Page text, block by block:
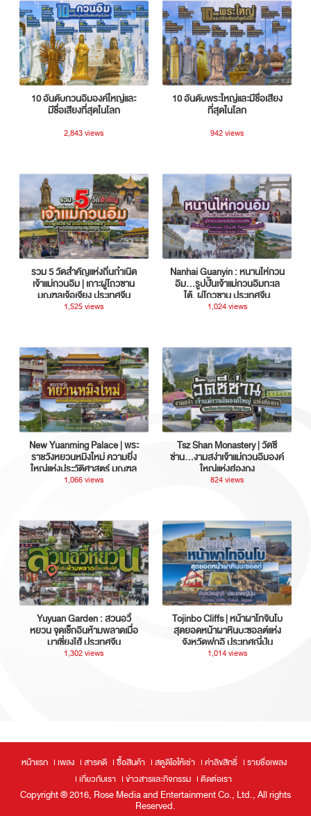
10 อันดับกวนอิมองค์ใหญ่และ
มีชื่อเสียงที่สุดในโลก
2,843 views
10 อันดับพระใหญ่และมีชื่อเสียง
ที่สุดในโลก
942 views
รวม 5 วัดสำคัญแห่งถิ่นกำเนิด
เจ้าแม่กวนอิม | เกาะผู่โถวซาน
มณฑลเจ้อเจียง ประเทศจีน
1,525 views
Nanhai Guanyin : หนานไห่กวน
อิม...รูปปั้นเจ้าแม่กวนอิมทะเล
ใต้, ผู่โถวซาน ประเทศจีน
1,024 views
New Yuanming Palace | พระ
ราชวังหยวนหมิงใหม่ ความยิ่ง
ใหญ่แห่งประวัติศาสตร์ มณฑล
กวางตุ้ง ประเทศจีน
1,066 views
Tsz Shan Monastery | วัดซี
ซ่าน…งามสง่าเจ้าแม่กวนอิมองค์
ใหญ่แห่งฮ่องกง
824 views
Yuyuan Garden : สวนอวี้
หยวน จุดเช็กอินห้ามพลาดเมื่อ
มาเซี่ยงไฮ้ ประเทศจีน
1,302 views
Tojinbo Cliffs | หน้าผาโทจินโบ
สุดยอดหน้าผาหินบะซอลต์แห่ง
จังหวัดฟุกุอิ ประเทศญี่ปุ่น
1,014 views
หน้าแรก เพลง สารคดี ซื้อสินค้า สตูดิโอให้เช่า ค่าลิขสิทธิ์
รายชื่อเพลง
เกี่ยวกับเรา
ข่าวสารและกิจกรรม ติดต่อเรา
Copyright ® 2016, Rose Media and Entertainment Co., Ltd., All rights
Reserved.